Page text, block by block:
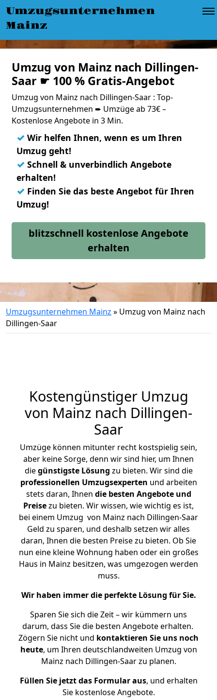
Umzugsunternehmen
Mainz
Umzug von Mainz nach Dillingen-
Saar ☛ 100 % Gratis-Angebot
Umzug von Mainz nach Dillingen-Saar : Top-
Umzugsunternehmen ➨ Umzüge ab 73€ –
Kostenlose Angebote in 3 Min.
✓ Wir helfen Ihnen, wenn es um Ihren
Umzug geht!
✓ Schnell & unverbindlich Angebote
erhalten!
✓ Finden Sie das beste Angebot für Ihren
Umzug!
blitzschnell kostenlose Angebote
erhalten
Umzugsunternehmen Mainz » Umzug von Mainz nach
Dillingen-Saar
Kostengünstiger Umzug
von Mainz nach Dillingen-
Saar
Umzüge können mitunter recht kostspielig sein,
aber keine Sorge, denn wir sind hier, um Ihnen
diegünstigste Lösung zu bieten. Wir sind die
professionellen Umzugsexperten und arbeiten
stets daran, Ihnen die besten Angebote und
Preisezu bieten. Wir wissen, wie wichtig es ist,
bei einem Umzug von Mainz nach Dillingen-Saar
Geld zu sparen, und deshalb setzen wir alles
daran, Ihnen die besten Preise zu bieten. Ob Sie
nun eine kleine Wohnung haben oder ein großes
Haus in Mainz besitzen, was umgezogen werden
muss.
Wir haben immer die perfekte Lösung für Sie.
Sparen Sie sich die Zeit – wir kümmern uns
darum, dass Sie die besten Angebote erhalten.
Zögern Sie nicht und kontaktieren Sie uns noch
heute, um Ihren deutschlandweiten Umzug von
Mainz nach Dillingen-Saar zu planen.
Füllen Sie jetzt das Formular aus, und erhalten
Sie kostenlose Angebote.